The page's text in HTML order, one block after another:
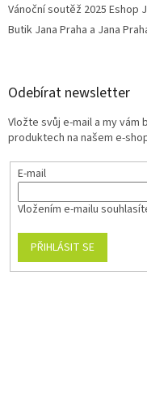
Vánoční soutěž 2025 Eshop
Butik Jana Praha a Jana
Odebírat newsletter
Vložte svůj e-mail a my
produktech na našem e-
E-mail
Vložením e-mailu
PŘIHLÁSIT SE